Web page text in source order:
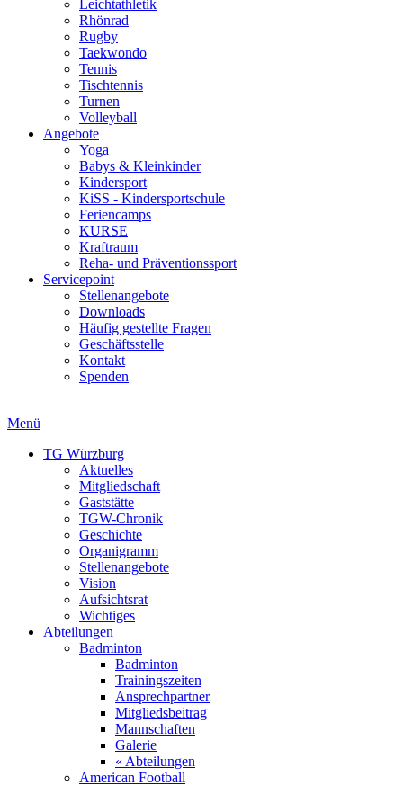
Leichtathletik
Rhönrad
Rugby
Taekwondo
Tennis
Tischtennis
Turnen
Volleyball
Angebote
Yoga
Babys & Kleinkinder
Kindersport
KiSS - Kindersportschule
Feriencamps
KURSE
Kraftraum
Reha- und Präventionssport
Servicepoint
Stellenangebote
Downloads
Häufig gestellte Fragen
Geschäftsstelle
Kontakt
Spenden
Menü
TG Würzburg
Aktuelles
Mitgliedschaft
Gaststätte
TGW-Chronik
Geschichte
Organigramm
Stellenangebote
Vision
Aufsichtsrat
Wichtiges
Abteilungen
Badminton
Badminton
Trainingszeiten
Ansprechpartner
Mitgliedsbeitrag
Mannschaften
Galerie
« Abteilungen
American Football